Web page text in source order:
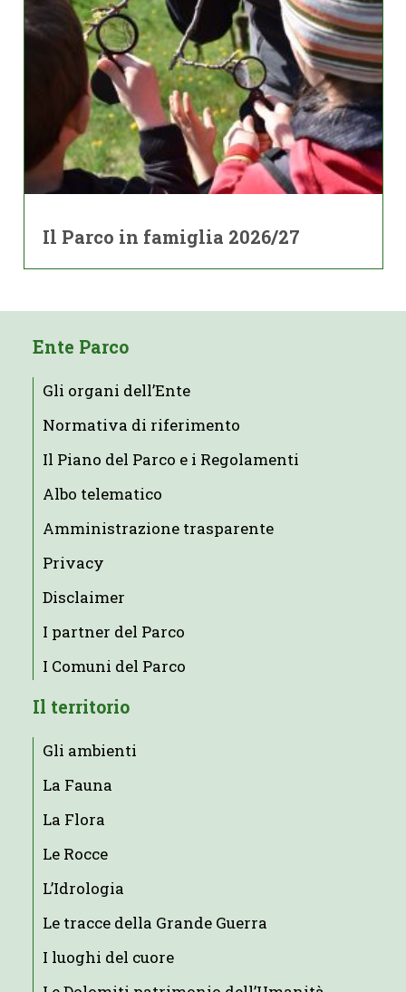
Il Parco in famiglia 2026/27
Ente Parco
Gli organi dell’Ente
Normativa di riferimento
Il Piano del Parco e i Regolamenti
Albo telematico
Amministrazione trasparente
Privacy
Disclaimer
I partner del Parco
I Comuni del Parco
Il territorio
Gli ambienti
La Fauna
La Flora
Le Rocce
L’Idrologia
Le tracce della Grande Guerra
I luoghi del cuore